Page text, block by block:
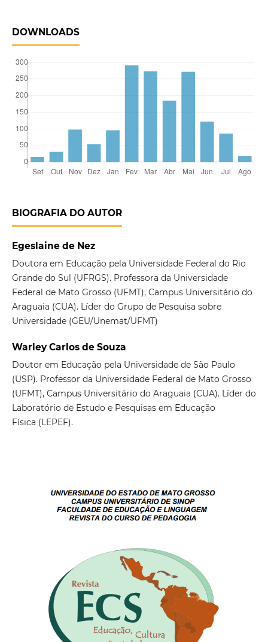
DOWNLOADS
BIOGRAFIA DO AUTOR
Egeslaine de Nez
Doutora em Educação pela Universidade Federal do Rio
Grande do Sul (UFRGS). Professora da Universidade
Federal de Mato Grosso (UFMT), Campus Universitário do
Araguaia (CUA). Líder do Grupo de Pesquisa sobre
Universidade (GEU/Unemat/UFMT)
Warley Carlos de Souza
Doutor em Educação pela Universidade de São Paulo
(USP). Professor da Universidade Federal de Mato Grosso
(UFMT), Campus Universitário do Araguaia (CUA). Líder do
Laboratório de Estudo e Pesquisas em Educação
Física (LEPEF).